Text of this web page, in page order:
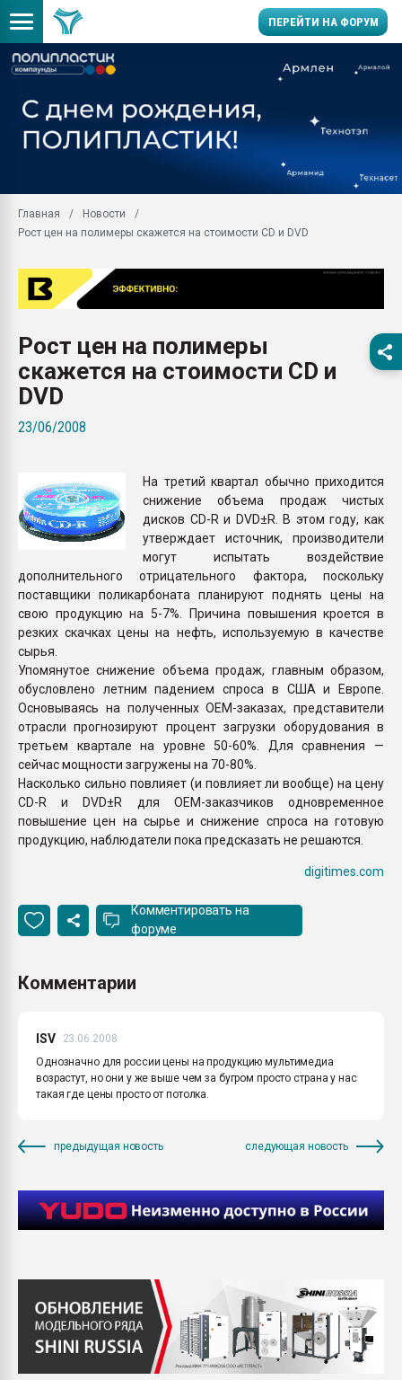
ПЕРЕЙТИ НА ФОРУМ
заводу пластмасс"
28.07.2026
28.07.2026
ПЕРЕЙТИ НА
Главная
Новости
Рост цен на полимеры скажется на стоимости CD и DVD
Рост цен на полимеры
скажется на стоимости CD и
DVD
23/06/2008
На третий квартал обычно приходится
снижение объема продаж чистых
дисков CD-R и DVD±R. В этом году, как
утверждает источник, производители
могут испытать воздействие
дополнительного отрицательного фактора, поскольку
поставщики поликарбоната планируют поднять цены на
свою продукцию на 5-7%. Причина повышения кроется в
резких скачках цены на нефть, используемую в качестве
сырья.
Упомянутое снижение объема продаж, главным образом,
обусловлено летним падением спроса в США и Европе.
Основываясь на полученных OEM-заказах, представители
отрасли прогнозируют процент загрузки оборудования в
третьем квартале на уровне 50-60%. Для сравнения —
сейчас мощности загружены на 70-80%.
Насколько сильно повлияет (и повлияет ли вообще) на цену
CD-R и DVD±R для OEM-заказчиков одновременное
повышение цен на сырье и снижение спроса на готовую
продукцию, наблюдатели пока предсказать не решаются.
digitimes.com
Комментировать на
форуме
Комментарии
ISV
23.06.2008
Однозначно для россии цены на продукцию мультимедиа
возрастут, но они у же выше чем за бугром просто страна у нас
такая где цены просто от потолка.
предыдущая новость следующая новость